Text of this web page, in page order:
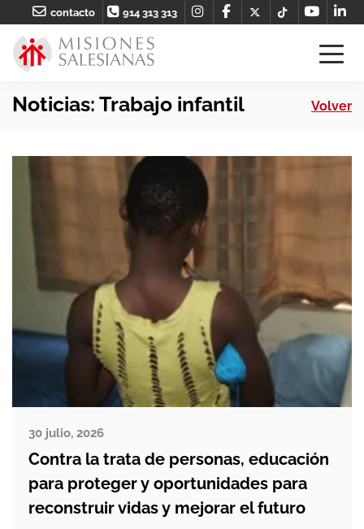
contacto 914 313 313
Volver
Noticias: Trabajo infantil
30 julio, 2026
Contra la trata de personas, educación
para proteger y oportunidades para
reconstruir vidas y mejorar el futuro